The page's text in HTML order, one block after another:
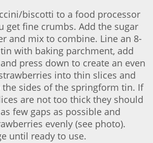
biscotti to a food processor
get fine crumbs. Add the sugar
and mix to combine. Line an 8-
with baking parchment, add
press down to create an even
into thin slices and
sides of the springform tin. If
are not too thick they should
few gaps as possible and
evenly (see photo).
until ready to use.